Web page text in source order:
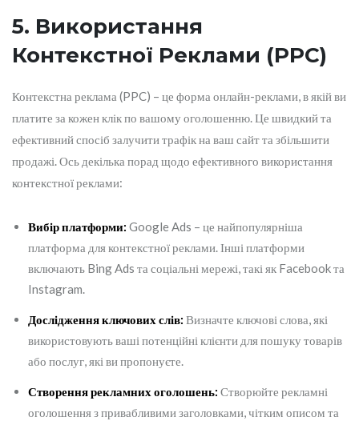
5. Використання
Контекстної Реклами (PPC)
Контекстна реклама (PPC) – це форма онлайн-реклами, в якій ви
платите за кожен клік по вашому оголошенню. Це швидкий та
ефективний спосіб залучити трафік на ваш сайт та збільшити
продажі. Ось декілька порад щодо ефективного використання
контекстної реклами:
Вибір платформи: Google Ads – це найпопулярніша
платформа для контекстної реклами. Інші платформи
включають Bing Ads та соціальні мережі, такі як Facebook та
Instagram.
Дослідження ключових слів: Визначте ключові слова, які
використовують ваші потенційні клієнти для пошуку товарів
або послуг, які ви пропонуєте.
Створення рекламних оголошень: Створюйте рекламні
оголошення з привабливими заголовками, чітким описом та